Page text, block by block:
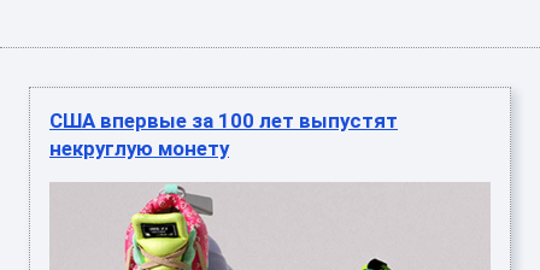
США впервые за 100 лет выпустят
некруглую монету